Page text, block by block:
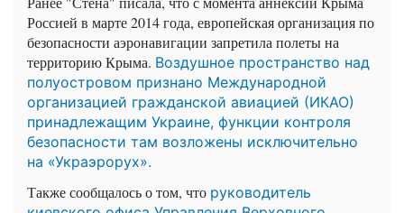
Россией в марте 2014 года, европейская организация по
безопасности аэронавигации запретила полеты на
территорию Крыма. Воздушное пространство над
полуостровом признано Международной
организацией гражданской авиацией (ИКАО)
принадлежащим Украине, функции контроля
безопасности там возложены исключительно
на «Украэрорух».
Также сообщалось о том, что руководитель